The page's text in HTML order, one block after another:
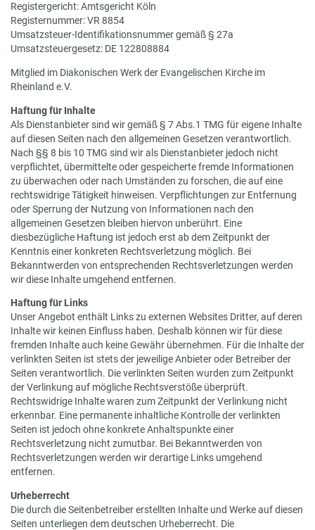
Registergericht: Amtsgericht Köln
Registernummer: VR 8854
Umsatzsteuer-Identifikationsnummer gemäß § 27a
Umsatzsteuergesetz: DE 122808884
Mitglied im Diakonischen Werk der Evangelischen Kirche im
Rheinland e.V.
Haftung für Inhalte
Als Dienstanbieter sind wir gemäß § 7 Abs.1 TMG für eigene Inhalte
auf diesen Seiten nach den allgemeinen Gesetzen verantwortlich.
Nach §§ 8 bis 10 TMG sind wir als Dienstanbieter jedoch nicht
verpflichtet, übermittelte oder gespeicherte fremde Informationen
zu überwachen oder nach Umständen zu forschen, die auf eine
rechtswidrige Tätigkeit hinweisen. Verpflichtungen zur Entfernung
oder Sperrung der Nutzung von Informationen nach den
allgemeinen Gesetzen bleiben hiervon unberührt. Eine
diesbezügliche Haftung ist jedoch erst ab dem Zeitpunkt der
Kenntnis einer konkreten Rechtsverletzung möglich. Bei
Bekanntwerden von entsprechenden Rechtsverletzungen werden
wir diese Inhalte umgehend entfernen.
Haftung für Links
Unser Angebot enthält Links zu externen Websites Dritter, auf deren
Inhalte wir keinen Einfluss haben. Deshalb können wir für diese
fremden Inhalte auch keine Gewähr übernehmen. Für die Inhalte der
verlinkten Seiten ist stets der jeweilige Anbieter oder Betreiber der
Seiten verantwortlich. Die verlinkten Seiten wurden zum Zeitpunkt
der Verlinkung auf mögliche Rechtsverstöße überprüft.
Rechtswidrige Inhalte waren zum Zeitpunkt der Verlinkung nicht
erkennbar. Eine permanente inhaltliche Kontrolle der verlinkten
Seiten ist jedoch ohne konkrete Anhaltspunkte einer
Rechtsverletzung nicht zumutbar. Bei Bekanntwerden von
Rechtsverletzungen werden wir derartige Links umgehend
entfernen.
Urheberrecht
Die durch die Seitenbetreiber erstellten Inhalte und Werke auf diesen
Seiten unterliegen dem deutschen Urheberrecht. Die